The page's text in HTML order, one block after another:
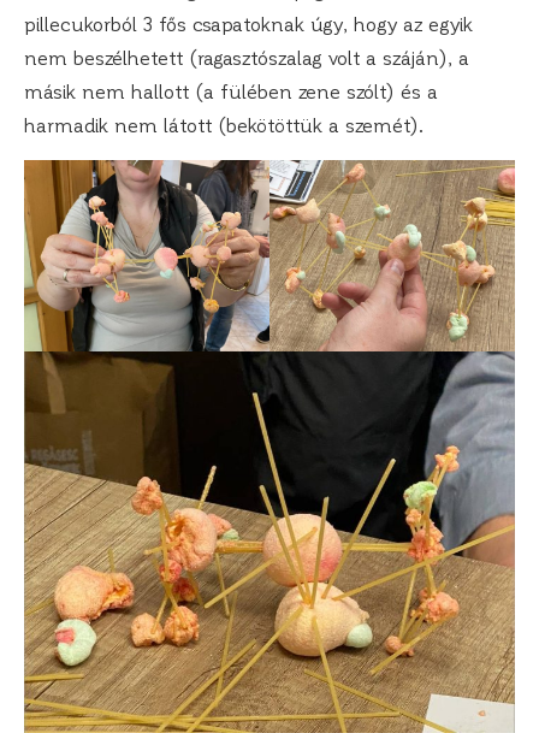
pillecukorból 3 fős csapatoknak úgy, hogy az egyik
nem beszélhetett (ragasztószalag volt a száján), a
másik nem hallott (a fülében zene szólt) és a
harmadik nem látott (bekötöttük a szemét).